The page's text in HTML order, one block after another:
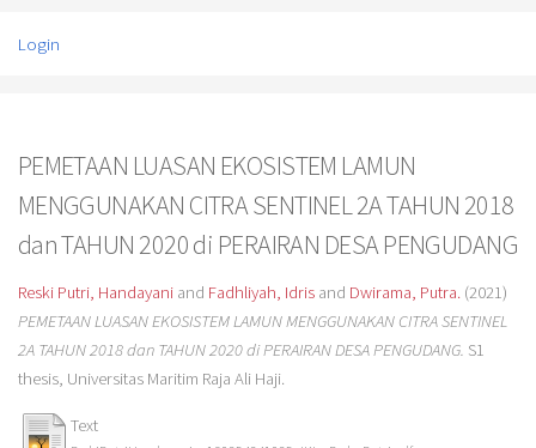
Login
PEMETAAN LUASAN EKOSISTEM LAMUN
MENGGUNAKAN CITRA SENTINEL 2A TAHUN 2018
dan TAHUN 2020 di PERAIRAN DESA PENGUDANG
Reski Putri, Handayaniand Fadhliyah, Idrisand Dwirama, Putra.(2021)
PEMETAAN LUASAN EKOSISTEM LAMUN MENGGUNAKAN CITRA SENTINEL
2A TAHUN 2018 dan TAHUN 2020 di PERAIRAN DESA PENGUDANG. S1
thesis, Universitas Maritim Raja Ali Haji.
Text